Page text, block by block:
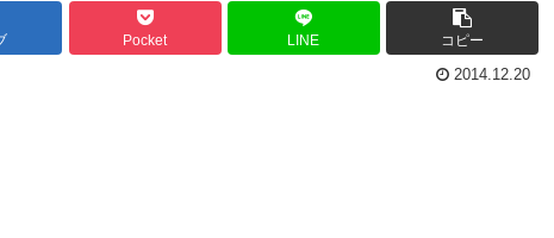
Pocket LINE コピー
2014.12.20